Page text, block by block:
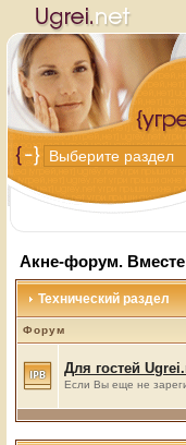
Акне-форум.
Технический раздел
Форум
Для гостей
Если Вы еще не